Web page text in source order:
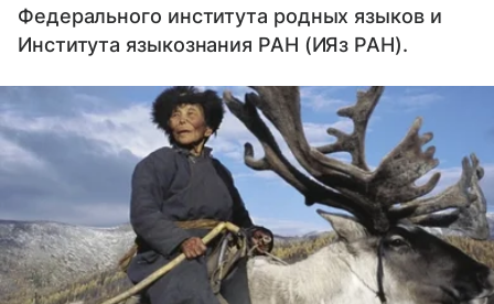
Федерального института родных языков и
Института языкознания РАН (ИЯз РАН).